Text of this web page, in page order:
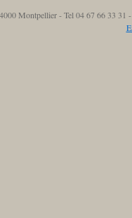
Montpellier - Tel 04 67 66 33